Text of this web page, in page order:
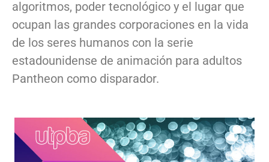
algoritmos, poder tecnológico y el lugar que
ocupan las grandes corporaciones en la vida
de los seres humanos con la serie
estadounidense de animación para adultos
Pantheon como disparador.